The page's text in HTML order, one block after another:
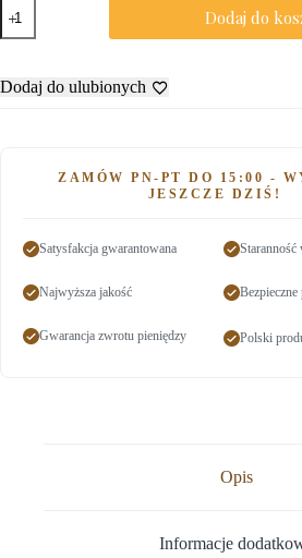
Dodaj do
Dodaj do ulubionych
ZAMÓW PN-PT DO 15:00 -
JESZCZE DZIŚ!
Satysfakcja gwarantowana Staranność
Najwyższa jakość Bezpieczne
Gwarancja zwrotu pieniędzy Polski
Opis
Informacje